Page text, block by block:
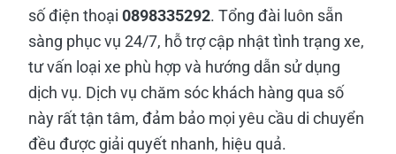
số điện thoại 0898335292. Tổng đài luôn sẵn
sàng phục vụ 24/7, hỗ trợ cập nhật tình trạng xe,
tư vấn loại xe phù hợp và hướng dẫn sử dụng
dịch vụ. Dịch vụ chăm sóc khách hàng qua số
này rất tận tâm, đảm bảo mọi yêu cầu di chuyển
đều được giải quyết nhanh, hiệu quả.